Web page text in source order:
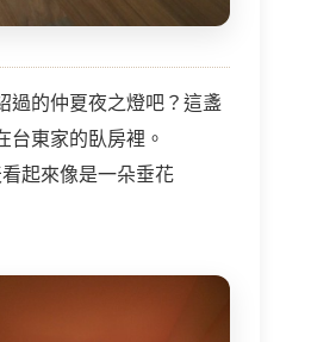
過的仲夏夜之燈吧？這盞
台東家的臥房裡。
起來像是一朵垂花